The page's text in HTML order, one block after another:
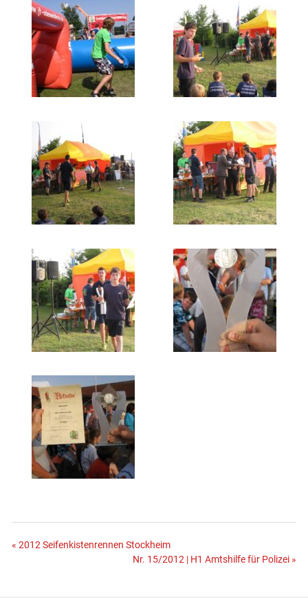
Beitragsnavigation
« 2012 Seifenkistenrennen Stockheim
Nr. 15/2012 | H1 Amtshilfe für Polizei »